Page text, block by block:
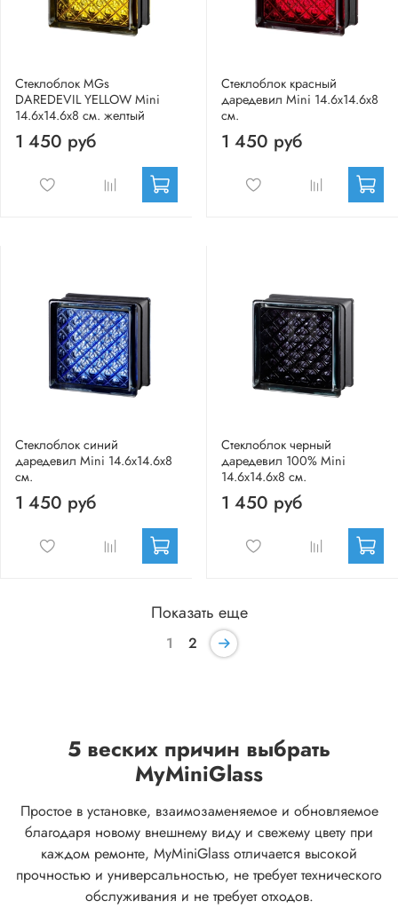
Стеклоблок MGs
DAREDEVIL YELLOW Mini
14.6x14.6x8 см. желтый
1 450 руб
Стеклоблок красный
даредевил Mini 14.6x14.6x8
см.
1 450 руб
Стеклоблок синий
даредевил Mini 14.6x14.6x8
см.
1 450 руб
Стеклоблок черный
даредевил 100% Mini
14.6x14.6x8 см.
1 450 руб
Показать еще
1 2
5 веских причин выбрать
MyMiniGlass
Простое в установке, взаимозаменяемое и обновляемое
благодаря новому внешнему виду и свежему цвету при
каждом ремонте, MyMiniGlass отличается высокой
прочностью и универсальностью, не требует технического
обслуживания и не требует отходов.